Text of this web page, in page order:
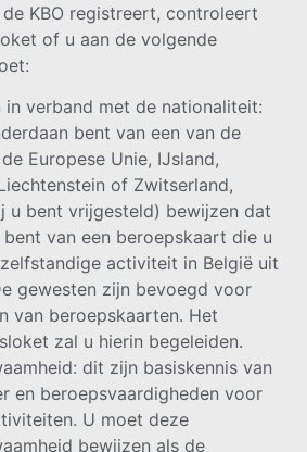
KBO registreert, controleert
of u aan de volgende
in verband met de nationaliteit:
bent van een van de
Europese Unie, IJsland,
of Zwitserland,
u bent vrijgesteld) bewijzen dat
van een beroepskaart die u
activiteit in België uit
gewesten zijn bevoegd voor
van beroepskaarten. Het
zal u hierin begeleiden.
dit zijn basiskennis van
en beroepsvaardigheden voor
U moet deze
bewijzen als de